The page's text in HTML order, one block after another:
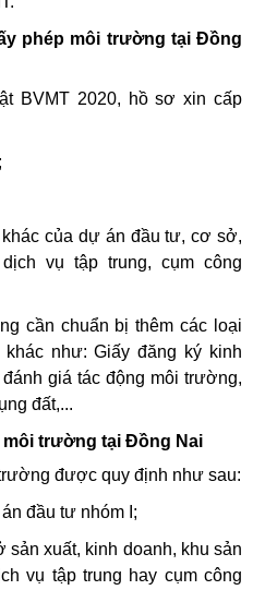
phép môi trường tại Đồng
BVMT 2020, hồ sơ xin cấp
của dự án đầu tư, cơ sở,
vụ tập trung, cụm công
cần chuẩn bị thêm các loại
như: Giấy đăng ký kinh
giá tác động môi trường,
đất,...
môi trường tại Đồng Nai
được quy định như sau:
đầu tư nhóm I;
xuất, kinh doanh, khu sản
vụ tập trung hay cụm công